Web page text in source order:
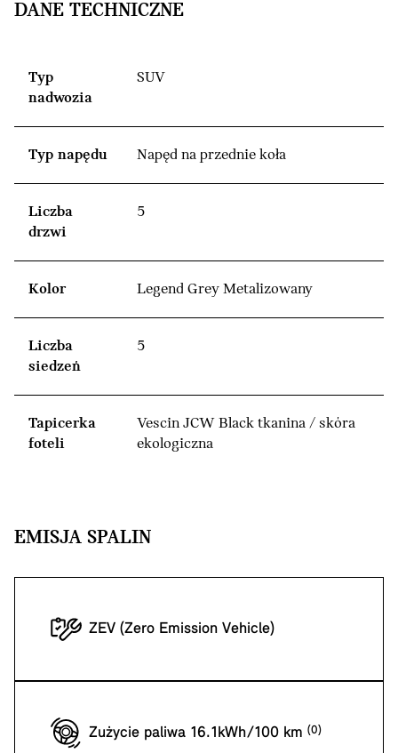
DANE TECHNICZNE
Typ
nadwozia
SUV
Typ napędu Napęd na przednie koła
Liczba
drzwi
5
Kolor Legend Grey Metalizowany
Liczba
siedzeń
5
Tapicerka
foteli
Vescin JCW Black tkanina / skóra
ekologiczna
EMISJA SPALIN
ZEV (Zero Emission Vehicle)
Zużycie paliwa 16.1kWh/100 km